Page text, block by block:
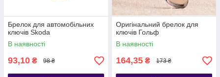
Брелок для автомобільних
ключів Skoda
В наявності
93,10 ₴ 98 ₴
Оригінальний брелок для
ключів Гольф
В наявності
164,35 ₴ 173 ₴